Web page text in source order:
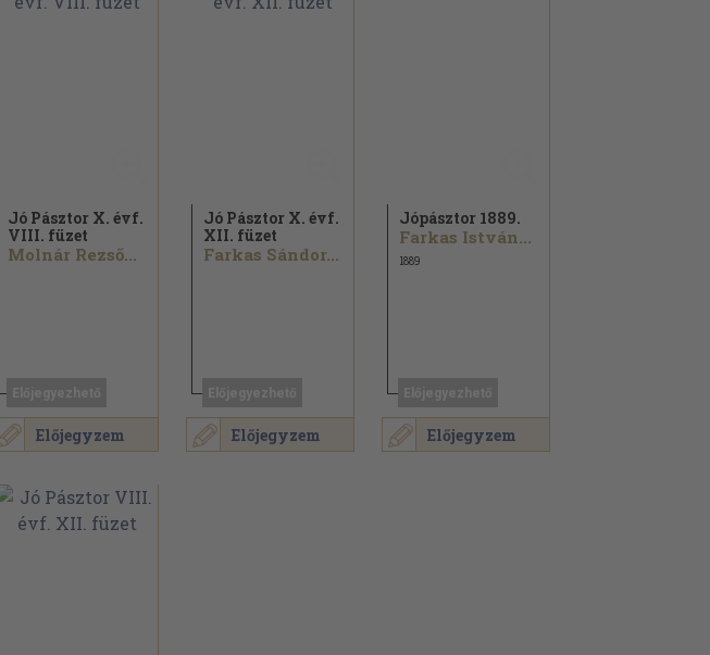
Előjegyzem
Jó Pásztor X. évf.
VIII. füzet
Molnár Rezső...
Előjegyzem
Jó Pásztor X. évf.
XII. füzet
Farkas Sándor...
Előjegyzem
Jópásztor 1889.
Farkas István...
1889